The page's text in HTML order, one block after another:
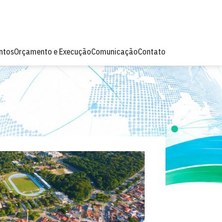
Orçamento e ExecuçãoComunicaçãoContato